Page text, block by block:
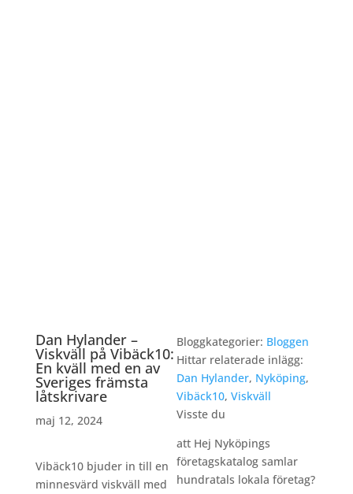
Dan Hylander –
Viskväll på Vibäck10:
En kväll med en av
Sveriges främsta
låtskrivare
maj 12, 2024
Vibäck10 bjuder in till en
minnesvärd viskväll med
Bloggkategorier: Bloggen
Hittar relaterade inlägg:
Dan Hylander, Nyköping,
Vibäck10, Viskväll
Visste du
att Hej Nyköpings
företagskatalog samlar
hundratals lokala företag?